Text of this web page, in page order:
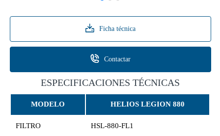
Ficha técnica
Contactar
ESPECIFICACIONES TÉCNICAS
MODELO HELIOS LEGION 880
FILTRO HSL-880-FL1